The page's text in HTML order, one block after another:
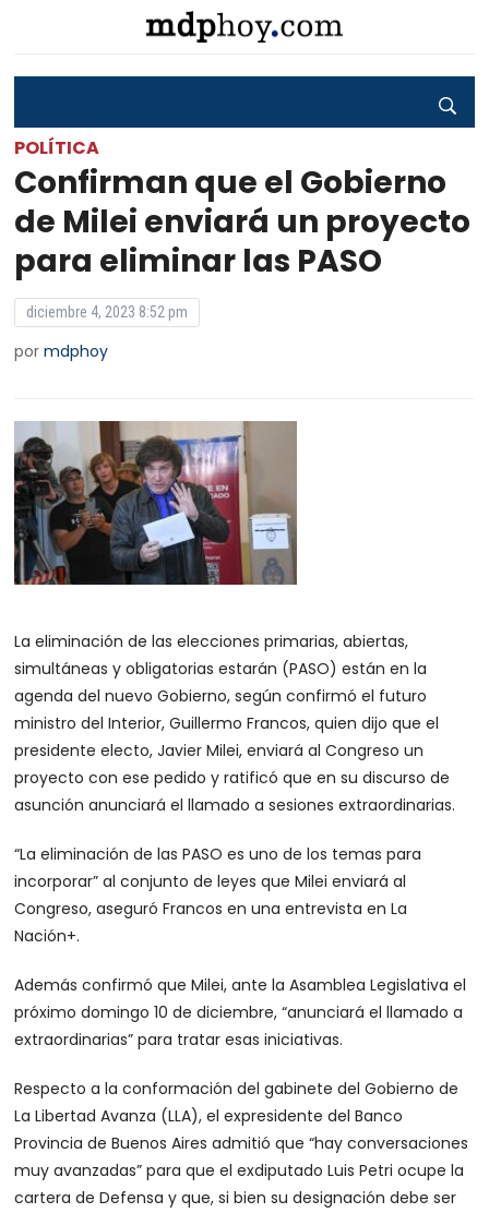
POLÍTICA
Confirman que el Gobierno
de Milei enviará un proyecto
para eliminar las PASO
diciembre 4, 2023 8:52 pm
pormdphoy
La eliminación de las elecciones primarias, abiertas,
simultáneas y obligatorias estarán (PASO) están en la
agenda del nuevo Gobierno, según confirmó el futuro
ministro del Interior, Guillermo Francos, quien dijo que el
presidente electo, Javier Milei, enviará al Congreso un
proyecto con ese pedido y ratificó que en su discurso de
asunción anunciará el llamado a sesiones extraordinarias.
“La eliminación de las PASO es uno de los temas para
incorporar” al conjunto de leyes que Milei enviará al
Congreso, aseguró Francos en una entrevista en La
Nación+.
Además confirmó que Milei, ante la Asamblea Legislativa el
próximo domingo 10 de diciembre, “anunciará el llamado a
extraordinarias” para tratar esas iniciativas.
Respecto a la conformación del gabinete del Gobierno de
La Libertad Avanza (LLA), el expresidente del Banco
Provincia de Buenos Aires admitió que “hay conversaciones
muy avanzadas” para que el exdiputado Luis Petri ocupe la
cartera de Defensa y que, si bien su designación debe ser